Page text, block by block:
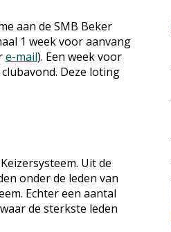
aan de SMB Beker
1 week voor aanvang
e-mail). Een week voor
Deze loting
Uit de
onder de leden van
Echter een aantal
de sterkste leden